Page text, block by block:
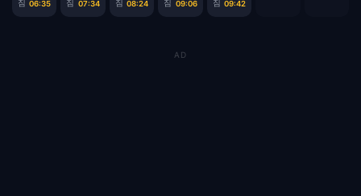
짐 06:35
짐 07:34
짐 08:24
짐 09:06
짐 09:42
AD